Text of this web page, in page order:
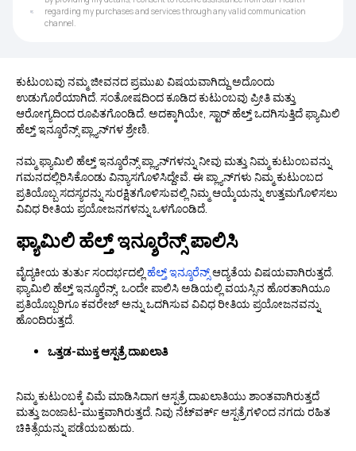
regarding my purchases and services through any valid communication
channel.
ಕುಟುಂಬವು ನಮ್ಮ ಜೀವನದ ಪ್ರಮುಖ ವಿಷಯವಾಗಿದ್ದು ಅದೊಂದು
ಉಡುಗೊರೆಯಾಗಿದೆ. ಸಂತೋಷದಿಂದ ಕೂಡಿದ ಕುಟುಂಬವು ಪ್ರೀತಿ ಮತ್ತು
ಆರೋಗ್ಯದಿಂದ ರೂಪಿತಗೊಂಡಿದೆ. ಅದಕ್ಕಾಗಿಯೇ, ಸ್ಟಾರ್ ಹೆಲ್ತ್ ಒದಗಿಸುತ್ತಿದೆ ಫ್ಯಾಮಿಲಿ
ಹೆಲ್ತ್ ಇನ್ಶೂರೆನ್ಸ್ ಪ್ಲ್ಯಾನ್‌ಗಳ ಶ್ರೇಣಿ.
ನಮ್ಮ ಫ್ಯಾಮಿಲಿ ಹೆಲ್ತ್ ಇನ್ಶೂರೆನ್ಸ್ ಪ್ಲ್ಯಾನ್‌ಗಳನ್ನು ನೀವು ಮತ್ತು ನಿಮ್ಮ ಕುಟುಂಬವನ್ನು
ಗಮನದಲ್ಲಿರಿಸಿಕೊಂಡು ವಿನ್ಯಾಸಗೊಳಿಸಿದ್ದೇವೆ. ಈ ಪ್ಲ್ಯಾನ್‌ಗಳು ನಿಮ್ಮ ಕುಟುಂಬದ
ಪ್ರತಿಯೊಬ್ಬ ಸದಸ್ಯರನ್ನು ಸುರಕ್ಷಿತಗೊಳಿಸುವಲ್ಲಿ ನಿಮ್ಮ ಆಯ್ಕೆಯನ್ನು ಉತ್ತಮಗೊಳಿಸಲು
ವಿವಿಧ ರೀತಿಯ ಪ್ರಯೋಜನಗಳನ್ನು ಒಳಗೊಂಡಿದೆ.
ಫ್ಯಾಮಿಲಿ ಹೆಲ್ತ್ ಇನ್ಶೂರೆನ್ಸ್ ಪಾಲಿಸಿ
ವೈದ್ಯಕೀಯ ತುರ್ತು ಸಂದರ್ಭದಲ್ಲಿ ಹೆಲ್ತ್ ಇನ್ಶೂರೆನ್ಸ್ಆದ್ಯತೆಯ ವಿಷಯವಾಗಿರುತ್ತದೆ.
ಫ್ಯಾಮಿಲಿ ಹೆಲ್ತ್ ಇನ್ಶೂರೆನ್ಸ್, ಒಂದೇ ಪಾಲಿಸಿ ಅಡಿಯಲ್ಲಿ ವಯಸ್ಸಿನ ಹೊರತಾಗಿಯೂ
ಪ್ರತಿಯೊಬ್ಬರಿಗೂ ಕವರೇಜ್ ಅನ್ನು ಒದಗಿಸುವ ವಿವಿಧ ರೀತಿಯ ಪ್ರಯೋಜನವನ್ನು
ಹೊಂದಿರುತ್ತದೆ.
ಒತ್ತಡ-ಮುಕ್ತ ಆಸ್ಪತ್ರೆ ದಾಖಲಾತಿ
ನಿಮ್ಮ ಕುಟುಂಬಕ್ಕೆ ವಿಮೆ ಮಾಡಿಸಿದಾಗ ಆಸ್ಪತ್ರೆ ದಾಖಲಾತಿಯು ಶಾಂತವಾಗಿರುತ್ತದೆ
ಮತ್ತು ಜಂಜಾಟ-ಮುಕ್ತವಾಗಿರುತ್ತದೆ. ನಿವು ನೆಟ್‌ವರ್ಕ್ ಆಸ್ಪತ್ರೆಗಳಿಂದ ನಗದು ರಹಿತ
ಚಿಕಿತ್ಸೆಯನ್ನು ಪಡೆಯಬಹುದು.